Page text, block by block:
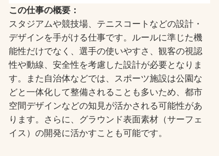
この仕事の概要：
スタジアムや競技場、テニスコートなどの設計・
デザインを手がける仕事です。ルールに準じた機
能性だけでなく、選手の使いやすさ、観客の視認
性や動線、安全性を考慮した設計が必要となりま
す。また自治体などでは、スポーツ施設は公園な
どと一体化して整備されることも多いため、都市
空間デザインなどの知見が活かされる可能性があ
ります。さらに、グラウンド表面素材（サーフェ
イス）の開発に活かすことも可能です。